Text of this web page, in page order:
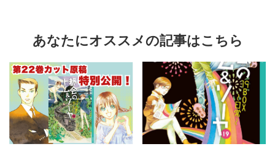
あなたにオススメの記事はこちら